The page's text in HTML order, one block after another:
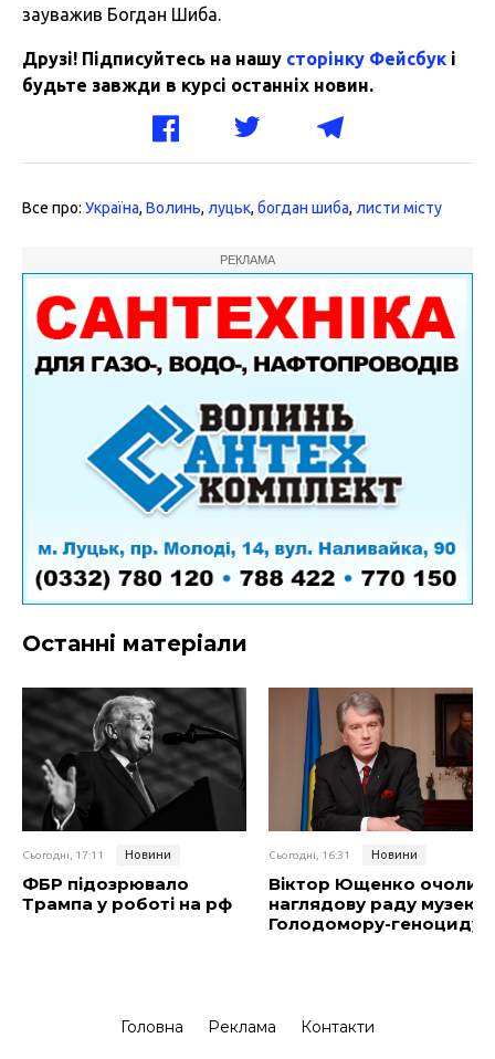
зауважив Богдан Шиба.
Друзі! Підписуйтесь на нашу сторінку Фейсбук і
будьте завжди в курсі останніх новин.
Все про: Україна, Волинь, луцьк, богдан шиба, листи місту
РЕКЛАМА
Останні матеріали
Сьогодні, 17:11 Новини
ФБР підозрювало
Трампа у роботі на рф
Сьогодні, 16:31 Новини
Віктор Ющенко очолив
наглядову раду музею
Голодомору-геноциду
Головна Реклама Контакти